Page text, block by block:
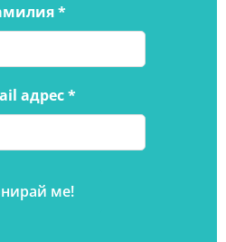
*
адрес*